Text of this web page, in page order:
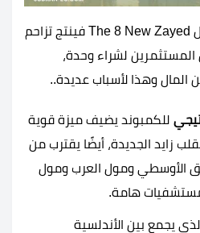
تتعدد المميزات وتكثر داخل The 8 New Zayed فينتج تزاحم
المستثمرين لشراء وحدة،
المال وهذا لأسباب عديدة..
للكمبوند يضيف ميزة قوية
زايد الجديدة، أيضًا يقترب من
الأوسطي ومول العرب ومول
هامة.
يجمع بين الأندلسية